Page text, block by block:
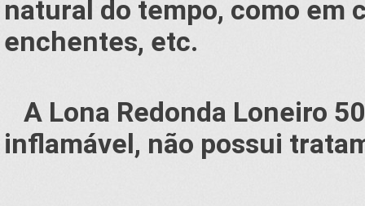
natural do tempo, como em
enchentes, etc.
A Lona Redonda Loneiro
inflamável, não possui